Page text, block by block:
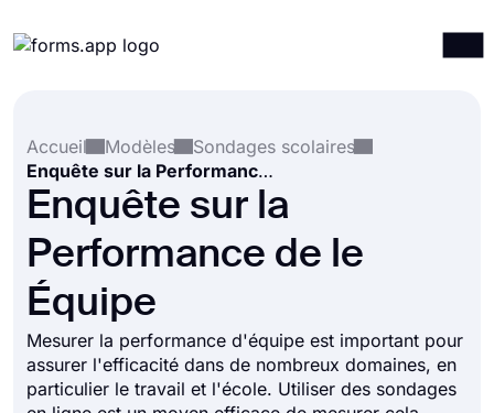
Intégrations
Modèles
Ressources
Tarification
Accueil
Modèles
Sondages scolaires
Enquête sur la Performance de le Équipe
Enquête sur la
Performance de le
Équipe
Mesurer la performance d'équipe est important pour
assurer l'efficacité dans de nombreux domaines, en
particulier le travail et l'école. Utiliser des sondages